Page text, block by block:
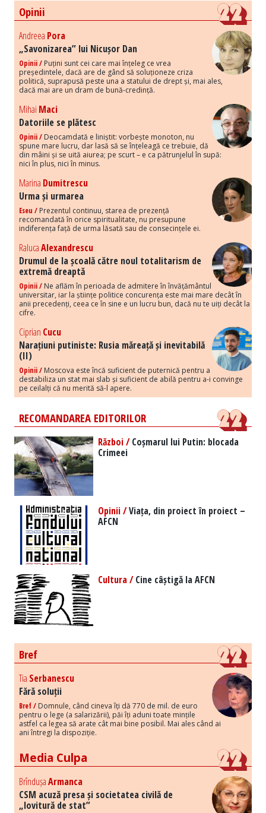
Opinii
Andreea Pora
„Savonizarea” lui Nicușor Dan
Opinii / Puțini sunt cei care mai înțeleg ce vrea
președintele, dacă are de gând să soluționeze criza
politică, suprapusă peste una a statului de drept și, mai ales,
dacă mai are un dram de bună-credință.
Mihai Maci
Datoriile se plătesc
Opinii / Deocamdată e liniștit: vorbește monoton, nu
spune mare lucru, dar lasă să se înțeleagă ce trebuie, dă
din mâini și se uită aiurea; pe scurt – e ca pătrunjelul în supă:
nici în plus, nici în minus.
Marina Dumitrescu
Urma și urmarea
Eseu / Prezentul continuu, starea de prezență
recomandată în orice spiritualitate, nu presupune
indiferența față de urma lăsată sau de consecințele ei.
RalucaAlexandrescu
Drumul de la școală către noul totalitarism de
extremă dreaptă
Opinii / Ne aflăm în perioada de admitere în învățământul
universitar, iar la științe politice concurența este mai mare decât în
anii precedenți, ceea ce în sine e un lucru bun, dacă nu te uiți decât la
cifre.
Ciprian Cucu
Narațiuni putiniste: Rusia măreață și inevitabilă
(II)
Opinii / Moscova este încă suficient de puternică pentru a
destabiliza un stat mai slab și suficient de abilă pentru a-i convinge
pe ceilalți că nu merită să-l apere.
RECOMANDAREA EDITORILOR
Război /Coșmarul lui Putin: blocada
Crimeei
Opinii /Viața, din proiect în proiect –
AFCN
Cultura /Cine câștigă la AFCN
Bref
Tia Serbanescu
Fără soluții
Bref / Domnule, când cineva îți dă 770 de mil. de euro
pentru o lege (a salarizării), păi îți aduni toate mințile
astfel ca legea să arate cât mai bine posibil. Mai ales când ai
ani întregi la dispoziție.
Media Culpa
BrîndușaArmanca
CSM acuză presa și societatea civilă de
„lovitură de stat”